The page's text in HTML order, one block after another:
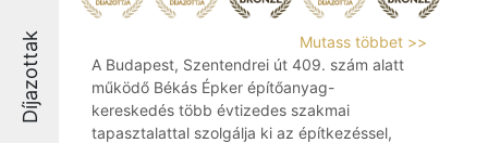
Díjazottak
Mutass többet >>
A Budapest, Szentendrei út 409. szám alatt
működő Békás Épker építőanyag-
kereskedés több évtizedes szakmai
tapasztalattal szolgálja ki az építkezéssel,